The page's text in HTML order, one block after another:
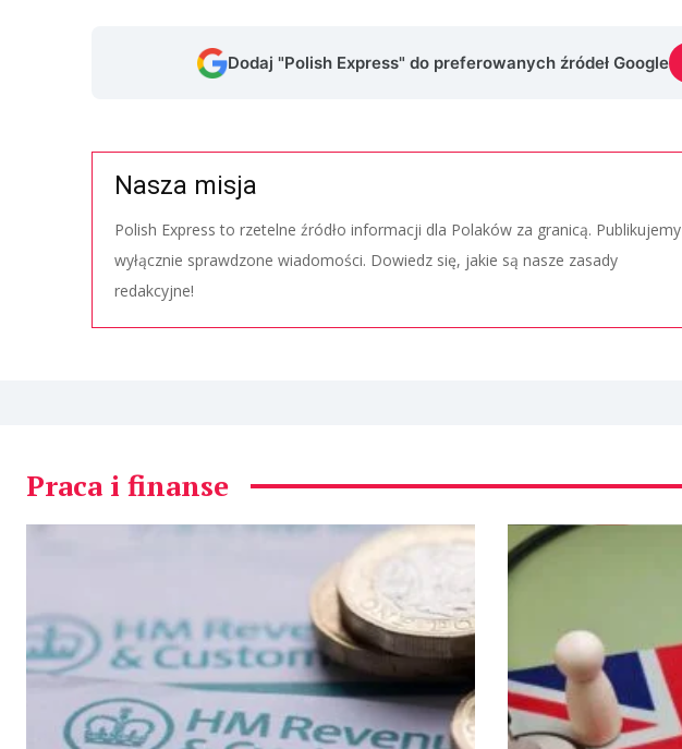
Dodaj "Polish Express" do preferowanych źródeł Google
Nasza misja
Polish Express to rzetelne źródło informacji dla Polaków za granicą. Publikujemy
wyłącznie sprawdzone wiadomości. Dowiedz się, jakie są nasze zasady
redakcyjne!
Praca i finanse